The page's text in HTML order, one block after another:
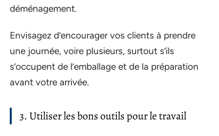
déménagement.
Envisagez d’encourager vos clients à prendre
une journée, voire plusieurs, surtout s’ils
s’occupent de l’emballage et de la préparation
avant votre arrivée.
3. Utiliser les bons outils pour le travail